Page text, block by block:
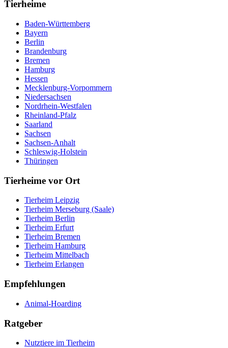
Tierheime
Baden-Württemberg
Bayern
Berlin
Brandenburg
Bremen
Hamburg
Hessen
Mecklenburg-Vorpommern
Niedersachsen
Nordrhein-Westfalen
Rheinland-Pfalz
Saarland
Sachsen
Sachsen-Anhalt
Schleswig-Holstein
Thüringen
Tierheime vor Ort
Tierheim Leipzig
Tierheim Merseburg (Saale)
Tierheim Berlin
Tierheim Erfurt
Tierheim Bremen
Tierheim Hamburg
Tierheim Mittelbach
Tierheim Erlangen
Empfehlungen
Animal-Hoarding
Ratgeber
Nutztiere im Tierheim